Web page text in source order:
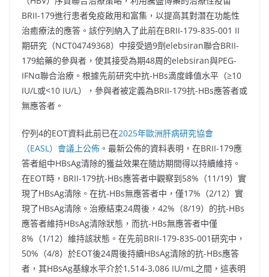
BRII-179進行患者免疫啟用和富集，以提高其對潛在功能性
治癒療法的應答。該佇列納入了此前在BRII-179-835-001 II
期研究（NCT04749368）中接受過9劑elebsiran聯合BRII-
179給藥的參與者，使其接受為期48周的elebsiran與PEG-
IFNα聯合治療。根據先前研究中抗-HBs滴度峰值水平（≥10
IU/L或<10 IU/L），參與者被定義為BRII-179抗-HBs應答者或
無應答者。
佇列4的EOT資料此前已在2025年歐洲肝病研究協會
（EASL）會議上公佈 。最新公佈的資料表明，在BRII-179應
答者組中HBsAg清除的獲益效果在隨訪期間得以持續維持。
在EOT時，BRII-179抗-HBs應答者中觀察到58%（11/19）實
現了HBsAg清除。在抗-HBs無應答者中，僅17%（2/12）實
現了HBsAg清除。治療結束24周後，42%（8/19）的抗-HBs
應答者維持HBsAg清除狀態，而抗-HBs無應答者中僅
8%（1/12）維持該狀態。在先前BRII-179-835-001研究中，
50%（4/8）於EOT後24周後持續HBsAg清除的抗-HBs應答
者，其HBsAg基線水平介於1,514-3,086 IU/mL之間，這表明